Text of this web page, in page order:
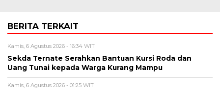
BERITA TERKAIT
Kamis, 6 Agustus 2026 - 16:34 WIT
Sekda Ternate Serahkan Bantuan Kursi Roda dan
Uang Tunai kepada Warga Kurang Mampu
Kamis, 6 Agustus 2026 - 01:25 WIT